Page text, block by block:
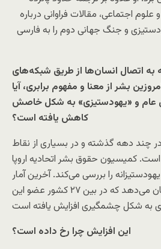
اجتماعی، مقالات فراوانی درباره
و جنگ جهانی دوم را به فارسی
به اتصال انسان‌ها از طریق شبکه‌های
بشر از معنا و مفهوم برابری، آیا
عام و «یهودستیزی» به شکل خاصش
کاهش یافته است؟
چند دهه گذشته و در بسیاری از نقاط
کمیسیون حقوق بشر اتحادیه اروپا
را بررسی می‌کند. آخرین آمار
این کمیسیون نشان می‌دهد که در بین ۲۷ کشور عضو این
این افزایش چرا رخ داده است؟